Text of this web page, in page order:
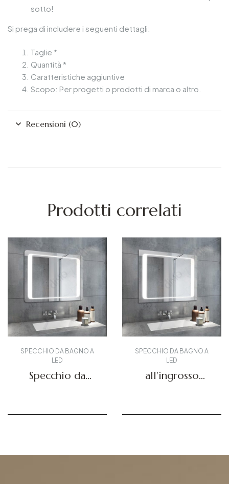
sotto!
Si prega di includere i seguenti dettagli:
Taglie *
Quantità *
Caratteristiche aggiuntive
Scopo: Per progetti o prodotti di marca o altro.
Recensioni (0)
Prodotti correlati
SPECCHIO DA BAGNO A
LED
Specchio da
SPECCHIO DA BAGNO A
LED
all'ingrosso